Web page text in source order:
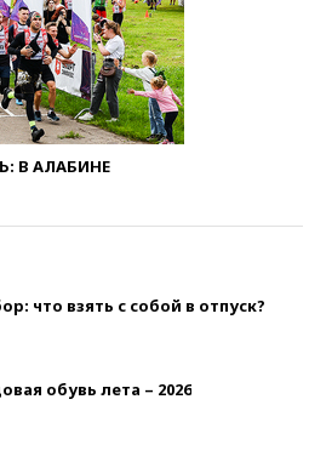
В АЛАБИНЕ
что взять с собой в отпуск?
обувь лета – 2026